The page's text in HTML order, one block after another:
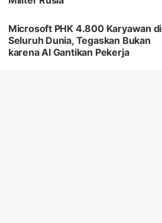
Microsoft PHK 4.800 Karyawan di
Seluruh Dunia, Tegaskan Bukan
karena AI Gantikan Pekerja